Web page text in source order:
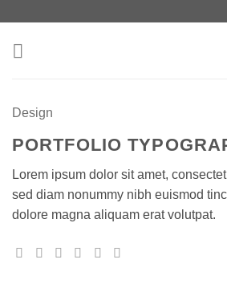
springen
Design
PORTFOLIO
Lorem ipsum dolor sit amet,
sed diam nonummy nibh euismod
dolore magna aliquam erat volutpat.